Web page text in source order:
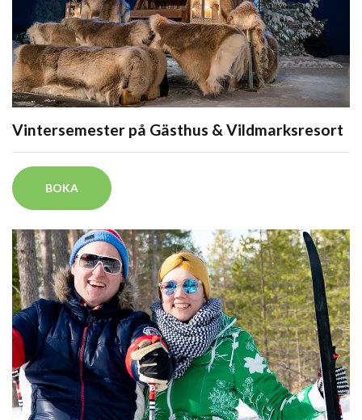
Vintersemester på Gästhus & Vildmarksresort
BOKA